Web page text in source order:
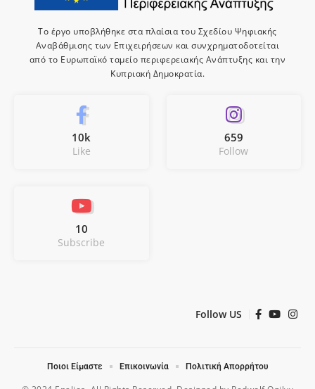
Το έργο υποβλήθηκε στα πλαίσια του Σχεδίου Ψηφιακής
Αναβάθμισης των Επιχειρήσεων και συνχρηματοδοτείται
από το Ευρωπαϊκό ταμείο περιφερειακής Ανάπτυξης και την
Κυπριακή Δημοκρατία.
10k
Like
659
Follow
10
Subscribe
Follow US
Ποιοι Είμαστε Επικοινωνία Πολιτική Απορρήτου